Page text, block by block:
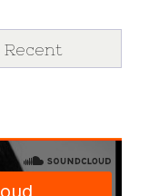
Recent